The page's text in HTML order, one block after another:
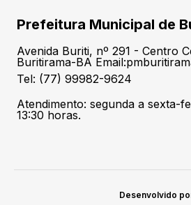
Prefeitura Municipal de
Avenida Buriti, nº 291 - Centro
Buritirama-BA
Tel: (77) 99982-9624
Atendimento: segunda a sexta-
13:30 horas.
Desenvolvido